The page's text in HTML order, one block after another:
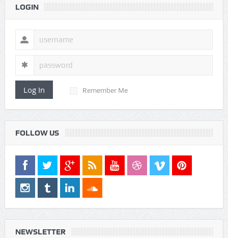
Log In Remember Me
FOLLOW US